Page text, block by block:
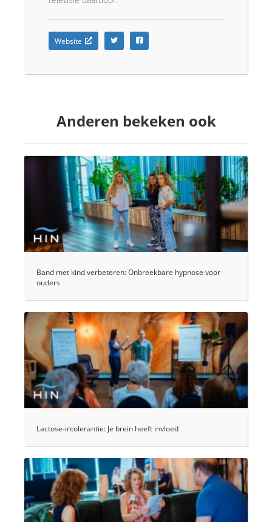
Website
Anderen bekeken ook
Band met kind verbeteren: Onbreekbare hypnose voor
ouders
Lactose-intolerantie: Je brein heeft invloed